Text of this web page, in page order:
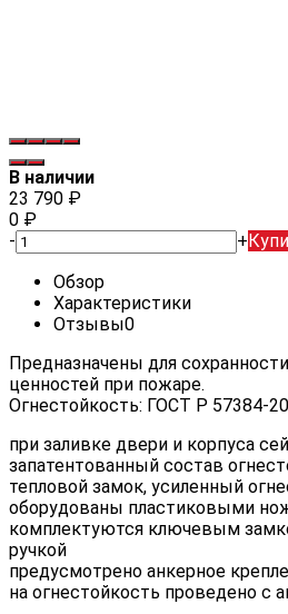
В наличии
23 790 ₽
0 ₽
-
+
Обзор
Характеристики
Отзывы0
Предназначены для
ценностей при пожаре.
Огнестойкость: ГОСТ Р 57384-
при заливке двери и корпуса
запатентованный состав
тепловой замок, усиленный
оборудованы пластиковыми
комплектуются ключевым
ручкой
предусмотрено анкерное
на огнестойкость проведено с